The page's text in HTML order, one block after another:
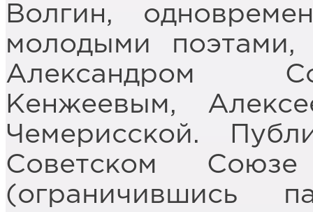
Волгин,
молодыми поэтами,
Александром
Кенжеевым,
Чемерисской.
Советском
(ограничившись